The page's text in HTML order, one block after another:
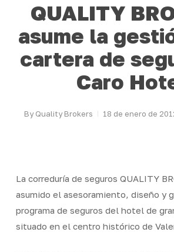
QUALITY
asume la
cartera de
Caro
By Quality Brokers 18 de enero de
La correduría de seguros QUALITY
asumido el asesoramiento, diseño y
programa de seguros del hotel de
situado en el centro histórico de